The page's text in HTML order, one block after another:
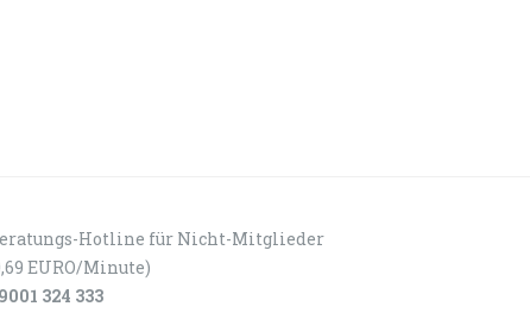
Hotline für Nicht-Mitglieder
EURO/Minute)
324 333